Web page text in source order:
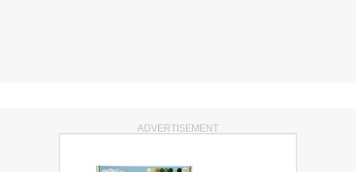
ADVERTISEMENT